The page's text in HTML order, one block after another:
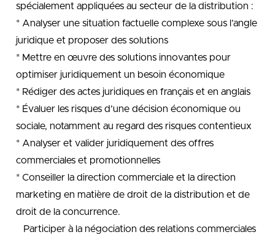
spécialement appliquées au secteur de la distribution :
* Analyser une situation factuelle complexe sous l’angle
juridique et proposer des solutions
* Mettre en œuvre des solutions innovantes pour
optimiser juridiquement un besoin économique
* Rédiger des actes juridiques en français et en anglais
* Évaluer les risques d’une décision économique ou
sociale, notamment au regard des risques contentieux
* Analyser et valider juridiquement des offres
commerciales et promotionnelles
* Conseiller la direction commerciale et la direction
marketing en matière de droit de la distribution et de
droit de la concurrence.
Participer à la négociation des relations commerciales